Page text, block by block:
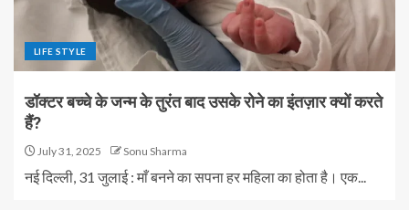
LIFE STYLE
डॉक्टर बच्चे के जन्म के तुरंत बाद उसके रोने का इंतज़ार क्यों करते
हैं?
July 31, 2025 Sonu Sharma
नई दिल्ली, 31 जुलाई : माँ बनने का सपना हर महिला का होता है। एक...